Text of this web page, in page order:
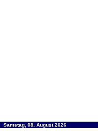
Samstag, 08. August 2026